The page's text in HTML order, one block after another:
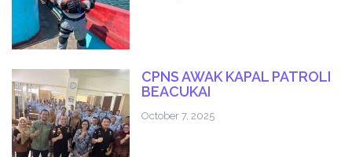
CPNS AWAK KAPAL PATROLI
BEACUKAI
October 7, 2025